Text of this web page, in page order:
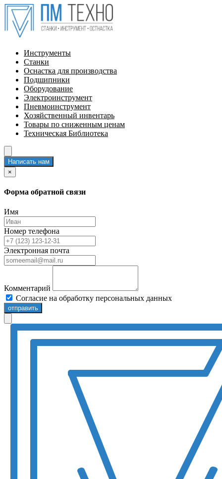
Инструменты
Станки
Оснастка для производства
Подшипники
Оборудование
Электроинструмент
Пневмоинструмент
Хозяйственный инвентарь
Товары по сниженным ценам
Техническая Библиотека
Написать нам
×
Форма обратной связи
Имя
Номер телефона
Электронная почта
Комментарий
Согласие на обработку персональных данных
отправить